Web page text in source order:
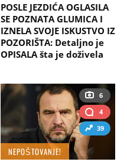
POSLE JEZDIĆA OGLASILA
SE POZNATA GLUMICA I
IZNELA SVOJE ISKUSTVO IZ
POZORIŠTA: Detaljno je
OPISALA šta je doživela
6
4
39
NEPOŠTOVANJE!